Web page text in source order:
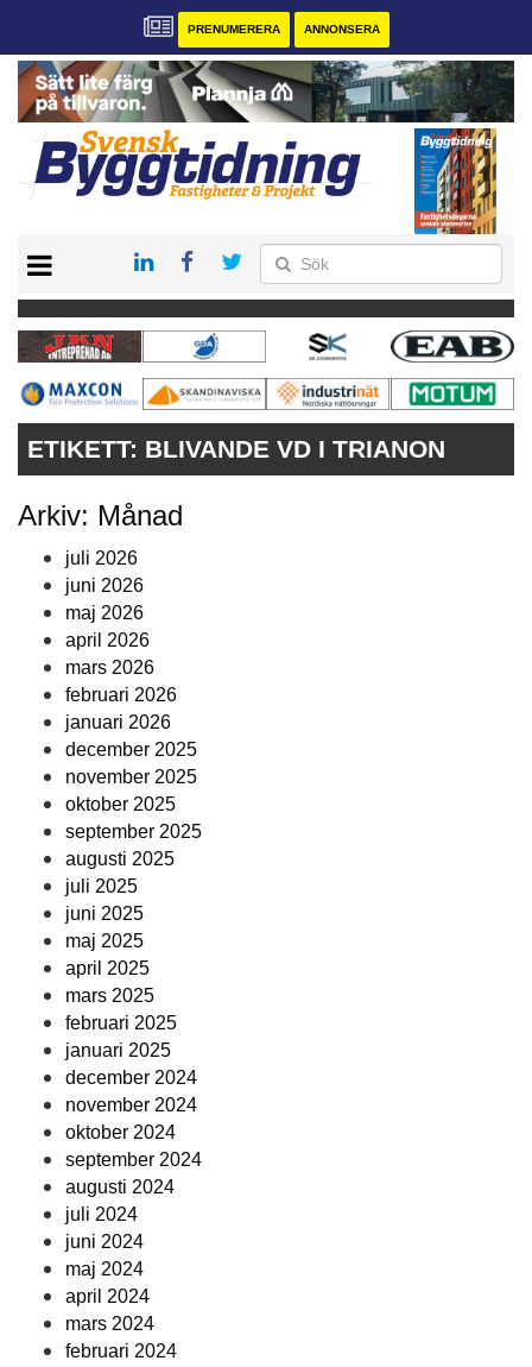
PRENUMERERA ANNONSERA
PRENUMERERA
VÅRA ANDRA MAGASIN
ANNONSERA
ETIKETT: BLIVANDE VD I TRIANON
Arkiv: Månad
juli 2026
juni 2026
maj 2026
april 2026
mars 2026
februari 2026
januari 2026
december 2025
november 2025
oktober 2025
september 2025
augusti 2025
juli 2025
juni 2025
maj 2025
april 2025
mars 2025
februari 2025
januari 2025
december 2024
november 2024
oktober 2024
september 2024
augusti 2024
juli 2024
juni 2024
maj 2024
april 2024
mars 2024
februari 2024